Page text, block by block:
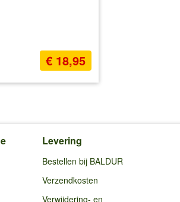
€ 18,95
Levering
Bestellen bij BALDUR
Verzendkosten
Verwijdering- en